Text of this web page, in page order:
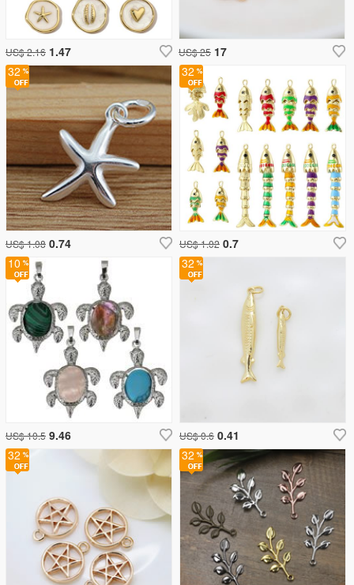
US$ 2.16 1.47
32
US$ 1.02 0.7
32
US$ 0.6 0.41
10
US$ 10.5 9.46
US$ 25 17
32 32
32
US$ 1.08 0.74